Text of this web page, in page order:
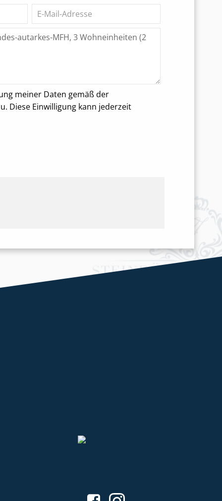
meiner Daten gemäß der
Diese Einwilligung kann jederzeit